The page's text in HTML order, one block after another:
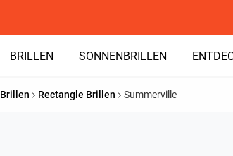
BRILLEN SONNENBRILLEN
Brillen Rectangle Brillen Summerville